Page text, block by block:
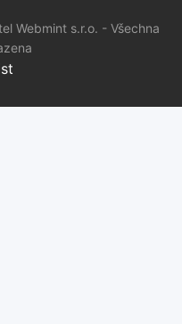
Webmint s.r.o. - Všechna